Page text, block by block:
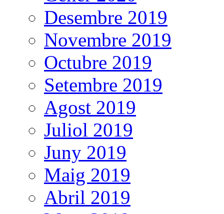
Desembre 2019
Novembre 2019
Octubre 2019
Setembre 2019
Agost 2019
Juliol 2019
Juny 2019
Maig 2019
Abril 2019